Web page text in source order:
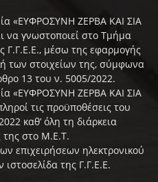
«ΕΥΦΡΟΣΥΝΗ ΖΕΡΒΑ ΚΑΙ ΣΙΑ
να γνωστοποιεί στο Τμήμα
Γ.Γ.Ε.Ε., μέσω της εφαρμογής
των στοιχείων της, σύμφωνα
13 του ν. 5005/2022.
«ΕΥΦΡΟΣΥΝΗ ΖΕΡΒΑ ΚΑΙ ΣΙΑ
τις προϋποθέσεις του
καθ’ όλη τη διάρκεια
της στο Μ.Ε.Τ.
επιχειρήσεων ηλεκτρονικού
της Γ.Γ.Ε.Ε.